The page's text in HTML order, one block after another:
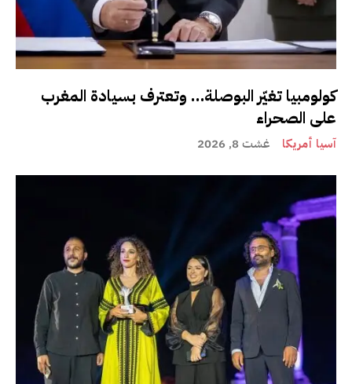
كولومبيا تغيّر البوصلة… وتعترف بسيادة المغرب
على الصحراء
آسيا أمريكا غشت 8, 2026